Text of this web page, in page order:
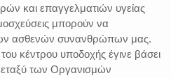
και επαγγελματιών υγείας
μπορούν να
ασθενών συνανθρώπων μας.
κέντρου υποδοχής έγινε βάσει
των Οργανισμών